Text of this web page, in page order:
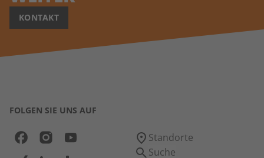
KONTAKT
FOLGEN SIE UNS AUF
Standorte
Suche